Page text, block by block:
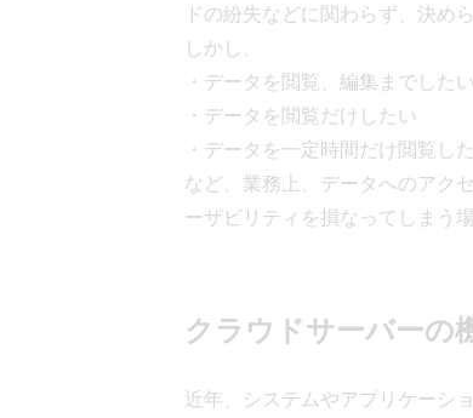
ドの紛失などに関わらず、決め
しかし、
・データを閲覧、編集までしたい
・データを閲覧だけしたい
・データを一定時間だけ閲覧し
など、業務上、データへのアク
ーザビリティを損なってしまう
クラウドサーバーの
近年、システムやアプリケーシ